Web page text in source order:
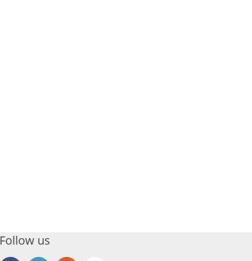
Follow us